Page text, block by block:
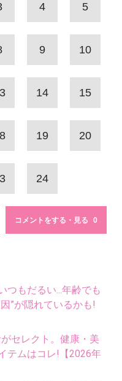
4 5
9 10
14 15
19 20
24
コメントをする・見る
もだるい...年齢でも
”が隠れているかも!
セレクト。健康・美
テムはコレ!【2026年